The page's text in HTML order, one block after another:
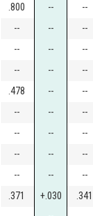
.800 -- --
-- -- --
-- -- --
-- -- --
.478 -- --
-- -- --
-- -- --
-- -- --
-- -- --
.371 +.030 .341